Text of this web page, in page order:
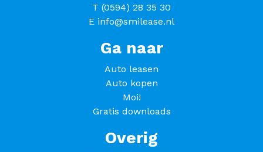
T (0594) 28 35 30
E info@smilease.nl
Ga naar
Auto leasen
Auto kopen
Moi!
Gratis downloads
Overig